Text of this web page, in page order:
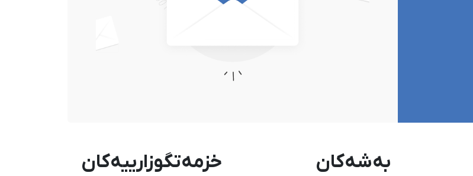
بەشەکان خزمەتگوزارییەکان